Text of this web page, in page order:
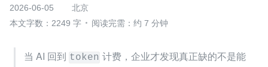
2026-06-05
北京
本文字数：2249 字
阅读完需：约 7 分钟
当 AI 回到 token 计费，企业才发现真正缺的不是能